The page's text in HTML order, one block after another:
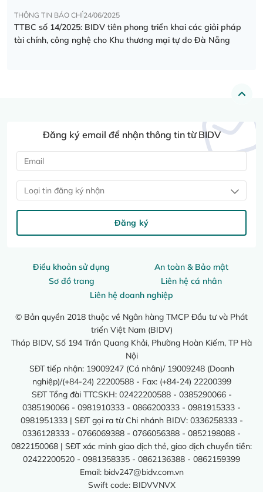
THÔNG TIN BÁO CHÍ24/06/2025
TTBC số 14/2025: BIDV tiên phong triển khai các giải pháp
tài chính, công nghệ cho Khu thương mại tự do Đà Nẵng
Điều khoản sử dụng
An toàn & Bảo mật
Sơ đồ trang
Liên hệ cá nhân
Liên hệ doanh nghiệp
© Bản quyền 2018 thuộc về Ngân hàng TMCP Đầu tư và Phát
triển Việt Nam (BIDV)
Tháp BIDV, Số 194 Trần Quang Khải, Phường Hoàn Kiếm, TP Hà
Nội
SĐT tiếp nhận: 19009247 (Cá nhân)/ 19009248 (Doanh
nghiệp)/(+84-24) 22200588 - Fax: (+84-24) 22200399
SĐT Tổng đài TTCSKH: 02422200588 - 0385290066 -
0385190066 - 0981910333 - 0866200333 - 0981915333 -
0981951333 | SĐT gọi ra từ Chi nhánh BIDV: 0336258333 -
0336128333 - 0766069388 - 0766056388 - 0852198088 -
0822150068 | SĐT xác minh giao dịch thẻ, giao dịch chuyển tiền:
02422200520 - 0981358335 - 0862136388 - 0862159399
Email: bidv247@bidv.com.vn
Swift code: BIDVVNVX
Đăng ký email để nhận thông tin từ BIDV
Loại tin đăng ký nhận
Đăng ký